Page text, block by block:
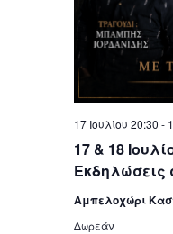
17 & 18
Εκδηλώσεις
17 Ιουλίου 20:30 -
Αμπελοχώρι
Δωρεάν